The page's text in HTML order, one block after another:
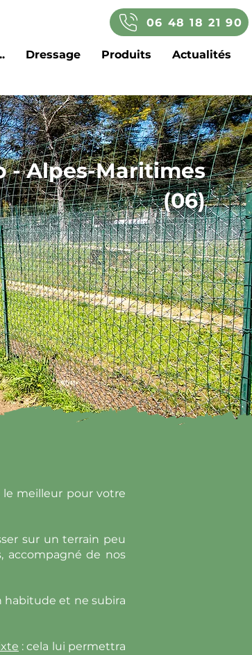
06 48 18 21 90
Dressage Produits Actualités
- Alpes-Maritimes
(06)
meilleur pour votre
sur un terrain peu
accompagné de nos
habitude et ne subira
: cela lui permettra